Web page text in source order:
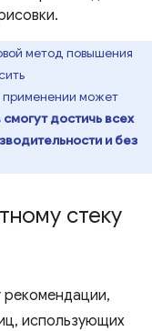
метод повышения
применении может
достичь всех
и без
стеку
рекомендации,
использующих